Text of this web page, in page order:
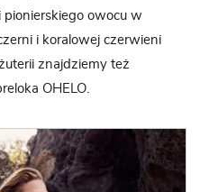
owocu w
i koralowej czerwieni
znajdziemy też
OHELO.